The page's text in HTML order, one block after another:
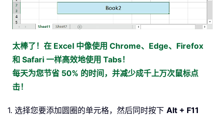
太棒了！在 Excel 中像使用 Chrome、Edge、Firefox
和 Safari 一样高效地使用 Tabs！
每天为您节省 50% 的时间，并减少成千上万次鼠标点
击！
1. 选择您要添加圆圈的单元格，然后同时按下 Alt + F11